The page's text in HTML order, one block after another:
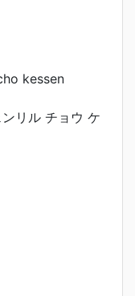
kessen
リル チョウ ケ